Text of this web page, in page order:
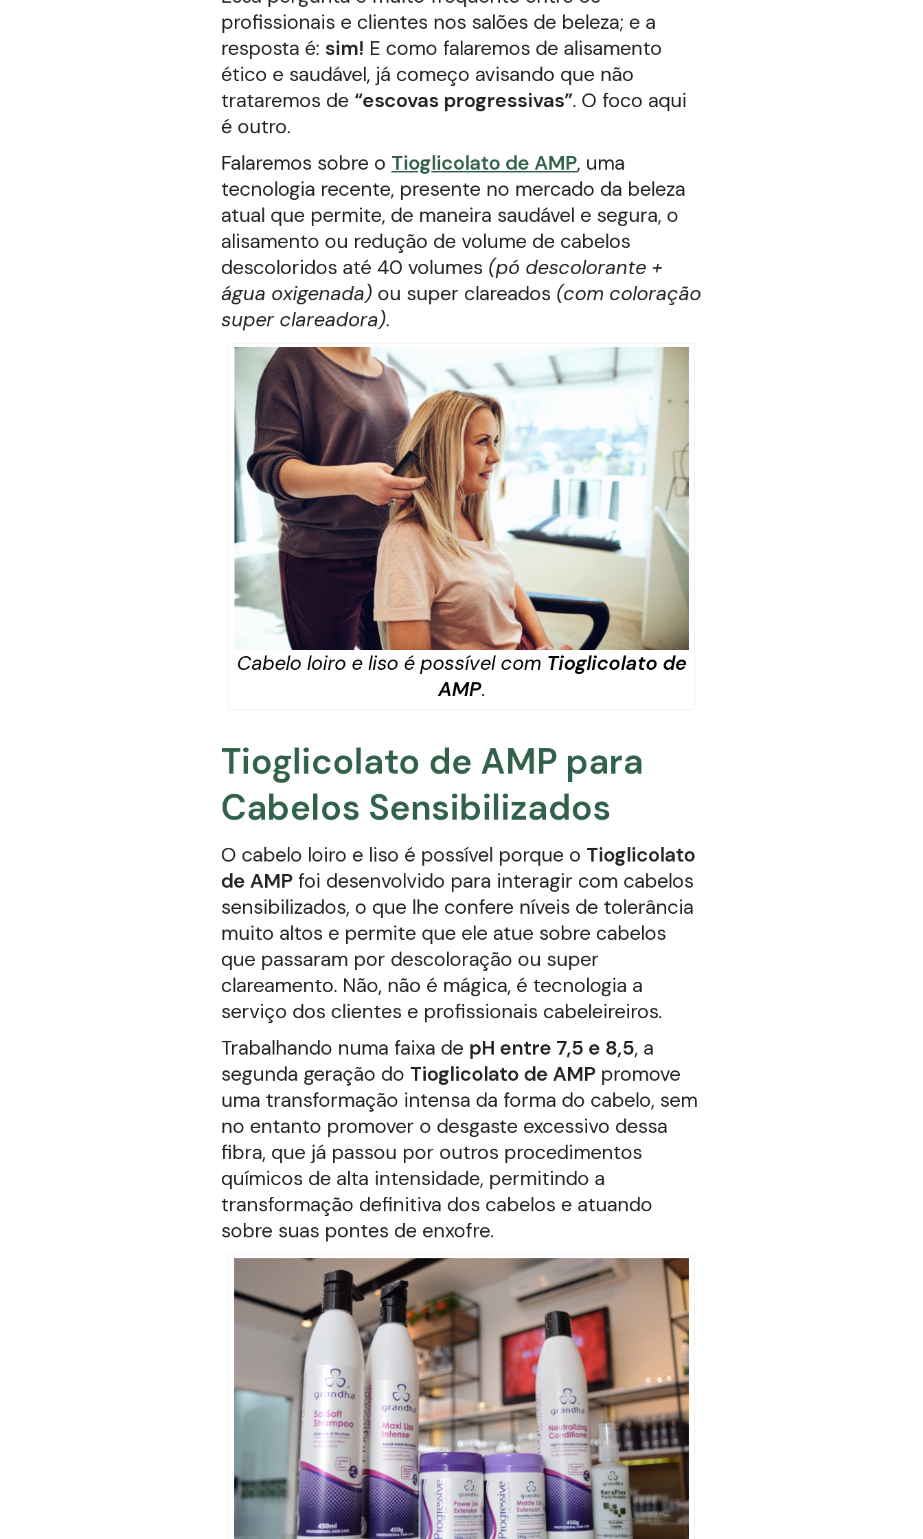
profissionais e clientes nos salões de beleza; e a
resposta é: sim! E como falaremos de alisamento
ético e saudável, já começo avisando que não
trataremos de “escovas progressivas”. O foco aqui
é outro.
Falaremos sobre o Tioglicolato de AMP, uma
tecnologia recente, presente no mercado da beleza
atual que permite, de maneira saudável e segura, o
alisamento ou redução de volume de cabelos
descoloridos até 40 volumes (pó descolorante +
água oxigenada) ou super clareados (com coloração
super clareadora).
Cabelo loiro e liso é possível com Tioglicolato de
AMP.
Tioglicolato de AMP para
Cabelos Sensibilizados
O cabelo loiro e liso é possível porque o Tioglicolato
de AMP foi desenvolvido para interagir com cabelos
sensibilizados, o que lhe confere níveis de tolerância
muito altos e permite que ele atue sobre cabelos
que passaram por descoloração ou super
clareamento. Não, não é mágica, é tecnologia a
serviço dos clientes e profissionais cabeleireiros.
Trabalhando numa faixa de pH entre 7,5 e 8,5, a
segunda geração do Tioglicolato de AMP promove
uma transformação intensa da forma do cabelo, sem
no entanto promover o desgaste excessivo dessa
fibra, que já passou por outros procedimentos
químicos de alta intensidade, permitindo a
transformação definitiva dos cabelos e atuando
sobre suas pontes de enxofre.